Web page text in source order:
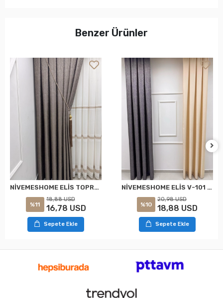
Benzer Ürünler
NİVEMESHOME ELİS TOPRAK FON PERDE 1/3 SIK PİLELİ PERDE APM
%11
18,88 USD
16,78 USD
Sepete Ekle
NİVEMESHOME ELİS V-101 FON PERDE 1/3 SIK PİLELİ PERDE APM
%10
20,98 USD
18,88 USD
Sepete Ekle